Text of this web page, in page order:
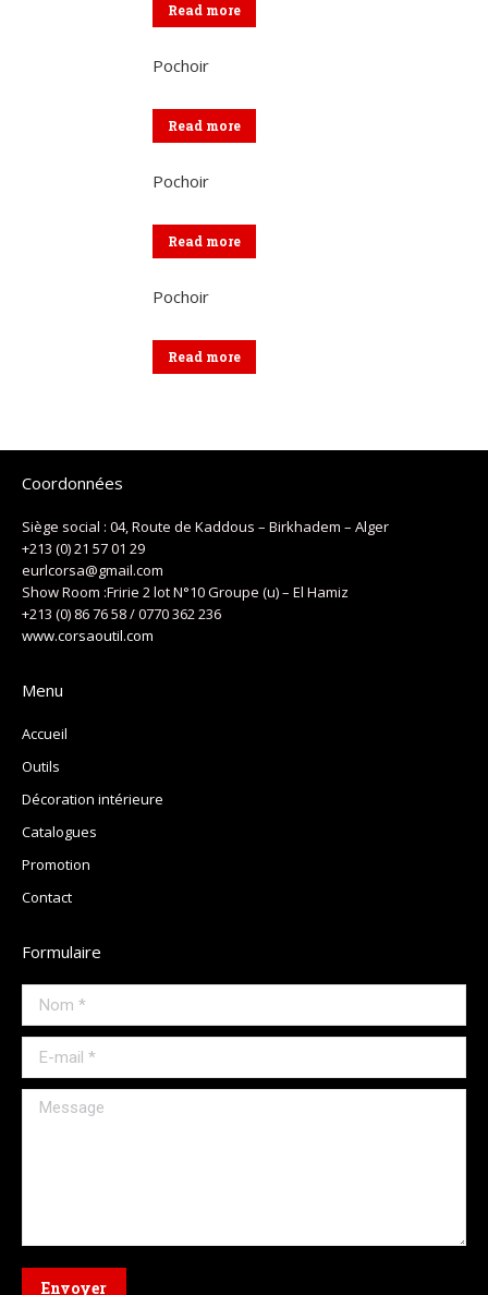
Read more
Pochoir
Read more
Pochoir
Read more
Pochoir
Read more
Coordonnées
Siège social : 04, Route de Kaddous – Birkhadem – Alger
+213 (0) 21 57 01 29
eurlcorsa@gmail.com
Show Room :Fririe 2 lot N°10 Groupe (u) – El Hamiz
+213 (0) 86 76 58 / 0770 362 236
www.corsaoutil.com
Menu
Accueil
Outils
Décoration intérieure
Catalogues
Promotion
Contact
Formulaire
Nom *
E-mail *
Message
Envoyer